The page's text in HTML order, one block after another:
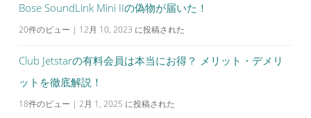
Bose SoundLink Mini IIの偽物が届いた！
20件のビュー | 12月 10, 2023 に投稿された
Club Jetstarの有料会員は本当にお得？ メリット・デメリ
ットを徹底解説！
18件のビュー | 2月 1, 2025 に投稿された